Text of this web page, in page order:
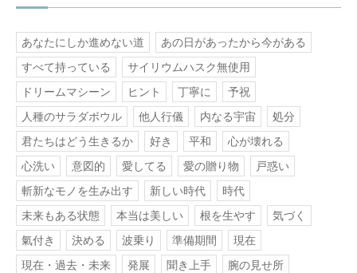
あなたにしか進めない道
あの日があったから今がある
すべて持っている
サイリウムハスク無使用
ドリームマシーン
ヒント 丁寧に
予祝
人種のサラダボウル
他人行儀 内なる宇宙
処分
君たちはどう生きるか
好き 平和
心が壊れる
心洗い
意図的 愛してる 愛の贈り物
戸惑い
斬新なモノを生み出す
新しい時代
時代
未来もある状態
本当は美しい 根を生やす
気づく
氣付き
決める 波乗り 準備期間
現在
現在・過去・未来
発展 聞き上手
腕の見せ所